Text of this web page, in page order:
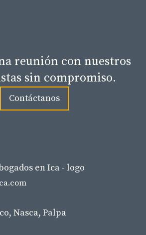
reunión con nuestros
sin compromiso.
Contáctanos
Nasca, Palpa